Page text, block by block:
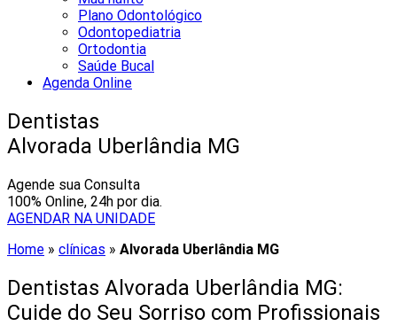
Plano Odontológico
Odontopediatria
Ortodontia
Saúde Bucal
Agenda Online
Dentistas
Alvorada Uberlândia MG
Agende sua Consulta
100% Online, 24h por dia.
AGENDAR NA UNIDADE
Home » clínicas » Alvorada Uberlândia MG
Dentistas Alvorada Uberlândia MG:
Cuide do Seu Sorriso com Profissionais